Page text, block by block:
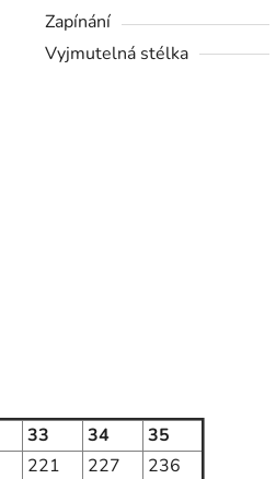
33 34
35
221 227
236
Zapínání
Vyjmutelná stélka